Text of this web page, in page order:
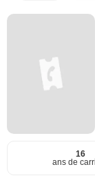
16
ans de